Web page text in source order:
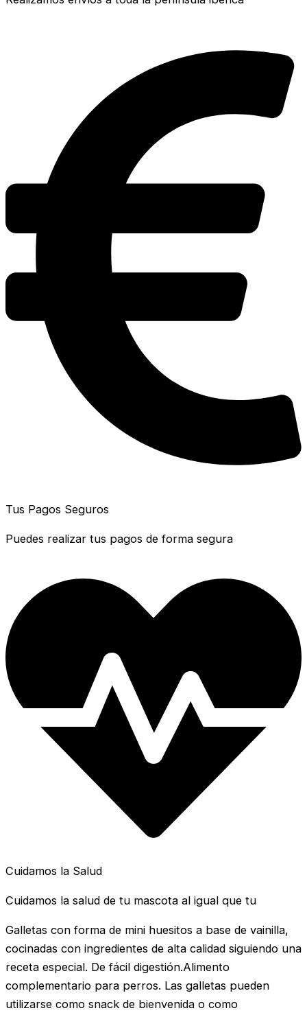
Tus Pagos Seguros
Puedes realizar tus pagos de forma segura
Cuidamos la Salud
Cuidamos la salud de tu mascota al igual que tu
Galletas con forma de mini huesitos a base de vainilla,
cocinadas con ingredientes de alta calidad siguiendo una
receta especial. De fácil digestión.Alimento
complementario para perros. Las galletas pueden
utilizarse como snack de bienvenida o como